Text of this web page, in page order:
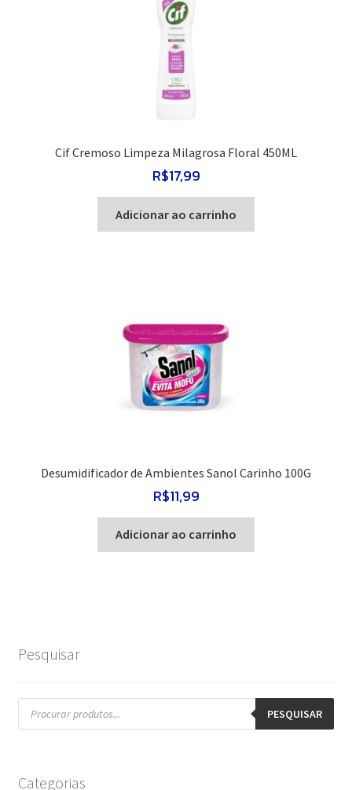
Cif Cremoso Limpeza Milagrosa Floral 450ML
R$17,99
Adicionar ao carrinho
Desumidificador de Ambientes Sanol Carinho 100G
R$11,99
Adicionar ao carrinho
Pesquisar
Pesquisar
produtos PESQUISAR
Categorias